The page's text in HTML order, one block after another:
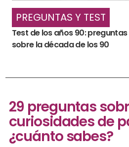
PREGUNTAS Y TEST
Test de los años 90:
sobre la década de los 90
29 preguntas
curiosidades de
¿cuánto sabes?